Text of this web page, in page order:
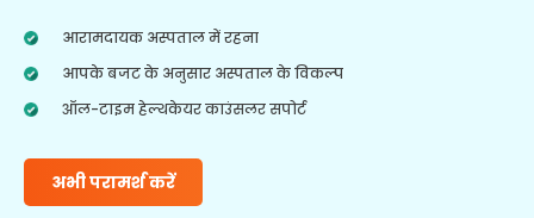
आरामदायक अस्पताल में रहना
आपके बजट के अनुसार अस्पताल के विकल्प
ऑल-टाइम हेल्थकेयर काउंसलर सपोर्ट
अभी परामर्श करें